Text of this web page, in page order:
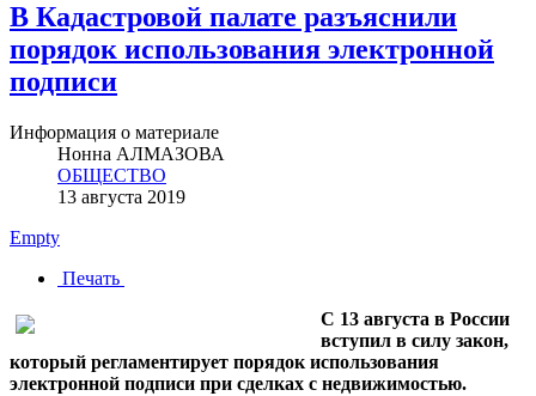
В Кадастровой палате разъяснили
порядок использования электронной
подписи
Информация о материале
Нонна АЛМАЗОВА
ОБЩЕСТВО
13 августа 2019
Empty
Печать
С 13 августа в России
вступил в силу закон,
который регламентирует порядок использования
электронной подписи при сделках с недвижимостью.